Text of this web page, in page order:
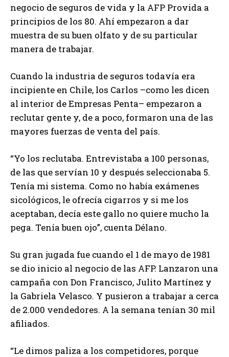
negocio de seguros de vida y la AFP Provida a
principios de los 80. Ahí empezaron a dar
muestra de su buen olfato y de su particular
manera de trabajar.
Cuando la industria de seguros todavía era
incipiente en Chile, los Carlos –como les dicen
al interior de Empresas Penta– empezaron a
reclutar gente y, de a poco, formaron una de las
mayores fuerzas de venta del país.
“Yo los reclutaba. Entrevistaba a 100 personas,
de las que servían 10 y después seleccionaba 5.
Tenía mi sistema. Como no había exámenes
sicológicos, le ofrecía cigarros y si me los
aceptaban, decía este gallo no quiere mucho la
pega. Tenía buen ojo”, cuenta Délano.
Su gran jugada fue cuando el 1 de mayo de 1981
se dio inicio al negocio de las AFP. Lanzaron una
campaña con Don Francisco, Julito Martínez y
la Gabriela Velasco. Y pusieron a trabajar a cerca
de 2.000 vendedores. A la semana tenían 30 mil
afiliados.
“Le dimos paliza a los competidores, porque